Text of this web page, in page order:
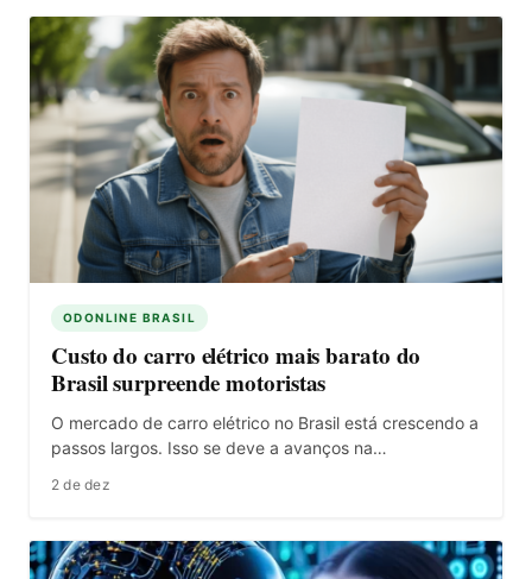
ODONLINE BRASIL
Custo do carro elétrico mais barato do
Brasil surpreende motoristas
O mercado de carro elétrico no Brasil está crescendo a
passos largos. Isso se deve a avanços na…
2 de dez